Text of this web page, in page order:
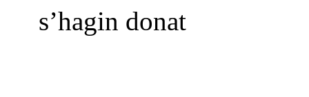
s’hagin donat